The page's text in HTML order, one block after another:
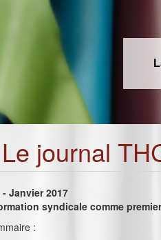
Le journal
- Janvier 2017
syndicale comme
: